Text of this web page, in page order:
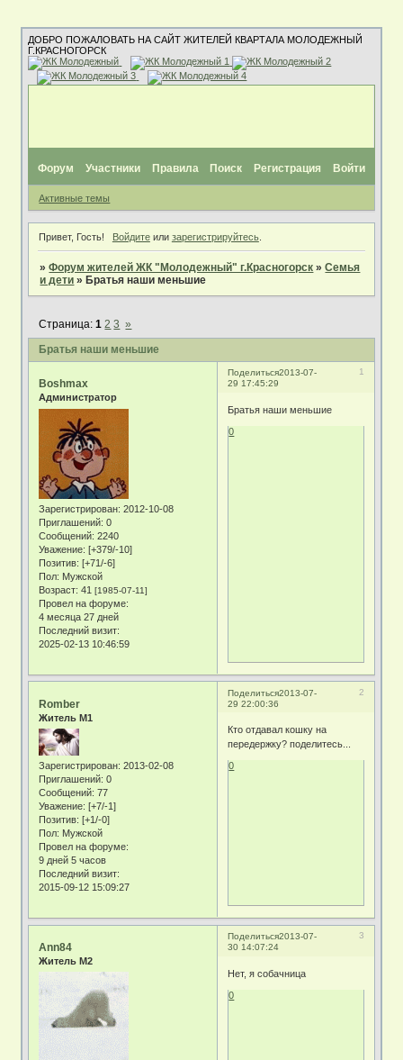
ДОБРО ПОЖАЛОВАТЬ НА САЙТ ЖИТЕЛЕЙ КВАРТАЛА МОЛОДЕЖНЫЙ
Г.КРАСНОГОРСК
Форум Участники Правила Поиск Регистрация Войти
Активные темы
Привет, Гость! Войдитеили зарегистрируйтесь.
»Форум жителей ЖК "Молодежный" г.Красногорск »Семья
и дети » Братья наши меньшие
Братья наши меньшие
Страница:1 2 3 »
Поделиться 1
2013-07-
29 17:45:29
Boshmax
Администратор
Зарегистрирован: 2012-10-08
Приглашений: 0
Сообщений: 2240
Уважение: [+379/-10]
Позитив: [+71/-6]
Пол: Мужской
Возраст: 41[1985-07-11]
Провел на форуме:
4 месяца 27 дней
Последний визит:
2025-02-13 10:46:59
Братья наши меньшие
0
Поделиться 2
2013-07-
29 22:00:36
Romber
Житель М1
Зарегистрирован: 2013-02-08
Приглашений: 0
Сообщений: 77
Уважение: [+7/-1]
Позитив: [+1/-0]
Пол: Мужской
Провел на форуме:
9 дней 5 часов
Последний визит:
2015-09-12 15:09:27
Кто отдавал кошку на
передержку? поделитесь...
0
Поделиться 3
2013-07-
30 14:07:24
Ann84
Житель М2
Нет, я собачница
0